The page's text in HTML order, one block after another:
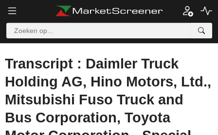
Transcript : Daimler Truck
Holding AG, Hino Motors, Ltd.,
Mitsubishi Fuso Truck and
Bus Corporation, Toyota